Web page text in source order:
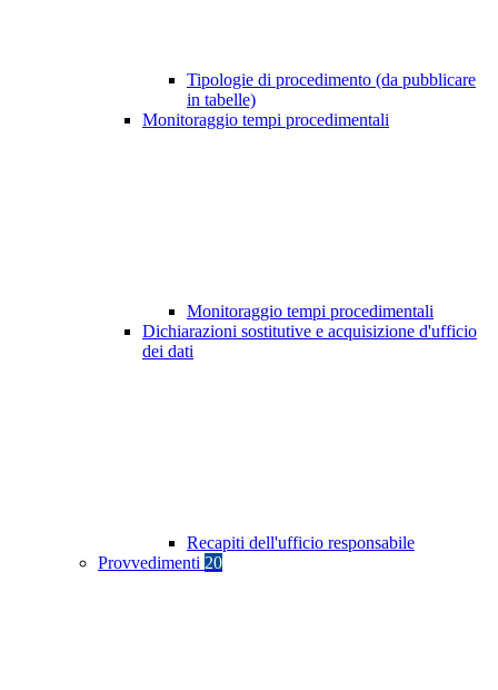
Tipologie di procedimento (da pubblicare
in tabelle)
Monitoraggio tempi procedimentali
Monitoraggio tempi procedimentali
Dichiarazioni sostitutive e acquisizione d'ufficio
dei dati
Recapiti dell'ufficio responsabile
Provvedimenti 20